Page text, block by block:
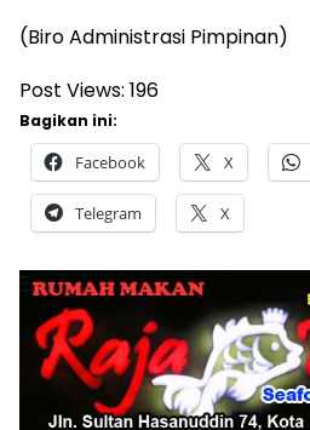
(Biro Administrasi Pimpinan)
Post Views: 196
Bagikan ini:
Facebook X
Telegram X